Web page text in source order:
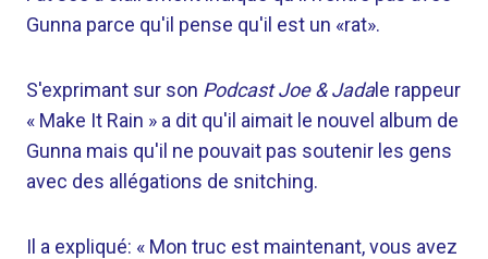
Gunna parce qu'il pense qu'il est un «rat».
S'exprimant sur son Podcast Joe & Jadale rappeur
« Make It Rain » a dit qu'il aimait le nouvel album de
Gunna mais qu'il ne pouvait pas soutenir les gens
avec des allégations de snitching.
Il a expliqué: « Mon truc est maintenant, vous avez